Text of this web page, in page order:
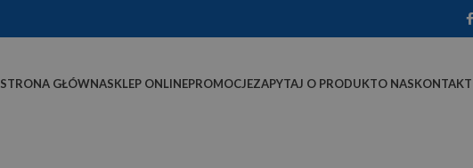
STRONA GŁÓWNASKLEP ONLINEPROMOCJEZAPYTAJ O PRODUKTO NASKONTAKT